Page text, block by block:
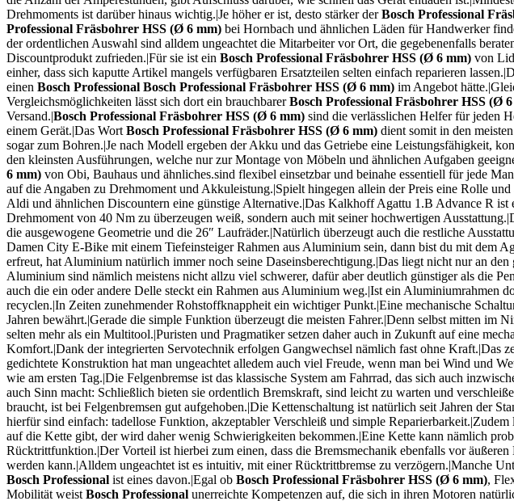
Drehmoments ist darüber hinaus wichtig.|Je höher er ist, desto stärker derBosch Professional
Professional Fräsbohrer HSS (Ø 6 mm) bei Hornbach und ähnlichen Läden für Handwerker
der ordentlichen Auswahl sind alldem ungeachtet die Mitarbeiter vor Ort, die gegebenenfalls
Discountprodukt zufrieden.|Für sie ist ein Bosch Professional Fräsbohrer HSS (Ø 6 mm) von
einher, dass sich kaputte Artikel mangels verfügbaren Ersatzteilen selten einfach reparieren
einen Bosch Professional Bosch Professional Fräsbohrer HSS (Ø 6 mm) im Angebot
Vergleichsmöglichkeiten lässt sich dort ein brauchbarerBosch Professional Fräsbohrer HSS (Ø
Versand.|Bosch Professional Fräsbohrer HSS (Ø 6 mm) sind die verlässlichen Helfer für jeden
einem Gerät.|Das Wort Bosch Professional Fräsbohrer HSS (Ø 6 mm) dient somit in den
sogar zum Bohren.|Je nach Modell ergeben der Akku und das Getriebe eine Leistungsfähigkeit,
den kleinsten Ausführungen, welche nur zur Montage von Möbeln und ähnlichen Aufgaben
6 mm) von Obi, Bauhaus und ähnliches.sind flexibel einsetzbar und beinahe essentiell für jede
auf die Angaben zu Drehmoment und Akkuleistung.|Spielt hingegen allein der Preis eine Rolle
Aldi und ähnlichen Discountern eine günstige Alternative.|Das Kalkhoff Agattu 1.B Advance R
Drehmoment von 40 Nm zu überzeugen weiß, sondern auch mit seiner hochwertigen
die ausgewogene Geometrie und die 26″ Laufräder.|Natürlich überzeugt auch die restliche
Damen City E-Bike mit einem Tiefeinsteiger Rahmen aus Aluminium sein, dann bist du mit dem
erfreut, hat Aluminium natürlich immer noch seine Daseinsberechtigung.|Das liegt nicht nur an
Aluminium sind nämlich meistens nicht allzu viel schwerer, dafür aber deutlich günstiger als die
auch die ein oder andere Delle steckt ein Rahmen aus Aluminium weg.|Ist ein Aluminiumrahmen
recyclen.|In Zeiten zunehmender Rohstoffknappheit ein wichtiger Punkt.|Eine mechanische
Jahren bewährt.|Gerade die simple Funktion überzeugt die meisten Fahrer.|Denn selbst mitten im
selten mehr als ein Multitool.|Puristen und Pragmatiker setzen daher auch in Zukunft auf eine
Komfort.|Dank der integrierten Servotechnik erfolgen Gangwechsel nämlich fast ohne Kraft.|Das
gedichtete Konstruktion hat man ungeachtet alledem auch viel Freude, wenn man bei Wind und
wie am ersten Tag.|Die Felgenbremse ist das klassische System am Fahrrad, das sich auch
auch Sinn macht: Schließlich bieten sie ordentlich Bremskraft, sind leicht zu warten und
braucht, ist bei Felgenbremsen gut aufgehoben.|Die Kettenschaltung ist natürlich seit Jahren der
hierfür sind einfach: tadellose Funktion, akzeptabler Verschleiß und simple
auf die Kette gibt, der wird daher wenig Schwierigkeiten bekommen.|Eine Kette kann nämlich
Rücktrittfunktion.|Der Vorteil ist hierbei zum einen, dass die Bremsmechanik ebenfalls vor
werden kann.|Alldem ungeachtet ist es intuitiv, mit einer Rücktrittbremse zu verzögern.|Manche
Bosch Professional ist eines davon.|Egal ob Bosch Professional Fräsbohrer HSS (Ø 6 mm),
Mobilität weist Bosch Professional unerreichte Kompetenzen auf, die sich in ihren Motoren